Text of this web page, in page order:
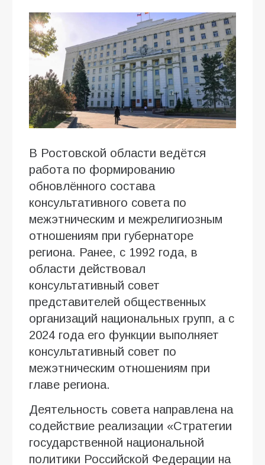
В Ростовской области ведётся
работа по формированию
обновлённого состава
консультативного совета по
межэтническим и межрелигиозным
отношениям при губернаторе
региона. Ранее, с 1992 года, в
области действовал
консультативный совет
представителей общественных
организаций национальных групп, а с
2024 года его функции выполняет
консультативный совет по
межэтническим отношениям при
главе региона.
Деятельность совета направлена на
содействие реализации «Стратегии
государственной национальной
политики Российской Федерации на